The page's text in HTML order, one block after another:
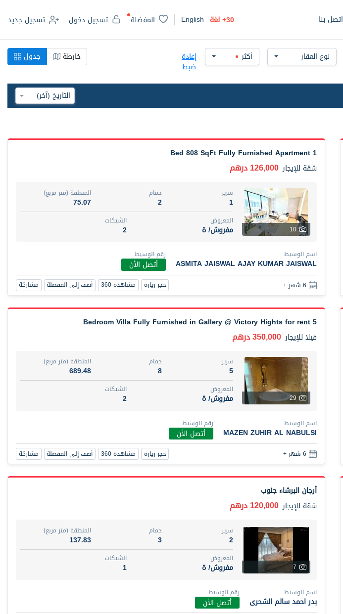
اتصل بنا 30+ لغة English المفضلة تسجيل دخول تسجيل جديد
نوع العقار أكثر إعادة
ضبط
خارطة جدول
1 Bed 808 SqFt Fully Furnished Apartment
شقة للإيجار 126,000 درهم
10
سرير
1
حمام
2
المنطقة (متر مربع)
75.07
المعروض
مفروش/ ة
الشيكات
2
اسم الوسيط
ASMITA JAISWAL AJAY KUMAR JAISWAL
رقم الوسيط
أتصل الأن
6 شهر + حجز زيارة مشاهدة 360 أضف إلى المفضلة مشاركة
5 Bedroom Villa Fully Furnished in Gallery @ Victory Hights for rent
فيلا للإيجار 350,000 درهم
29
سرير
5
حمام
8
المنطقة (متر مربع)
689.48
المعروض
مفروش/ ة
الشيكات
2
اسم الوسيط
MAZEN ZUHIR AL NABULSI
رقم الوسيط
أتصل الأن
6 شهر + حجز زيارة مشاهدة 360 أضف إلى المفضلة مشاركة
أرجان البرشاء جنوب
شقة للإيجار 120,000 درهم
7
سرير
2
حمام
3
المنطقة (متر مربع)
137.83
المعروض
مفروش/ ة
الشيكات
1
اسم الوسيط
بدر احمد سالم الشحرى
رقم الوسيط
أتصل الأن